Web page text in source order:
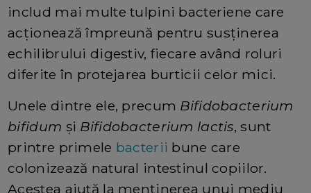
includ mai multe tulpini bacteriene care
acționează împreună pentru susținerea
echilibrului digestiv, fiecare având roluri
diferite în protejarea burticii celor mici.
Unele dintre ele, precum Bifidobacterium
bifidum și Bifidobacterium lactis, sunt
printre primele bacterii bune care
colonizează natural intestinul copiilor.
Acestea ajută la menținerea unui mediu